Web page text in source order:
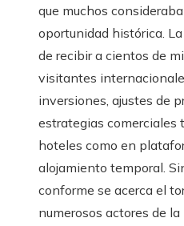
que muchos
oportunidad histórica.
de recibir a cientos de
visitantes
inversiones, ajustes de
estrategias comerciales
hoteles como en
alojamiento temporal.
conforme se acerca el
numerosos actores de